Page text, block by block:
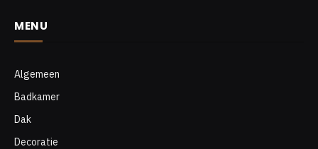
MENU
Algemeen
Badkamer
Dak
Decoratie